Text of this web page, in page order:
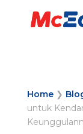
Home❯
untuk